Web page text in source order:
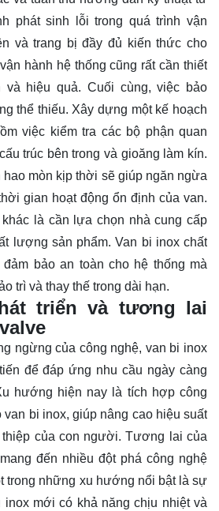
phát sinh lỗi trong quá trình vận
và trang bị đầy đủ kiến thức cho
hành hệ thống cũng rất cần thiết
và hiệu quả. Cuối cùng, việc bảo
thể thiếu. Xây dựng một kế hoạch
việc kiểm tra các bộ phận quan
trúc bên trong và gioăng làm kín.
mòn kịp thời sẽ giúp ngăn ngừa
gian hoạt động ổn định của van.
là cần lựa chọn nhà cung cấp
lượng sản phẩm. Van bi inox chất
bảo an toàn cho hệ thống mà
trì và thay thế trong dài hạn.
triển và tương lai
ngừng của công nghệ, van bi inox
để đáp ứng nhu cầu ngày càng
hướng hiện nay là tích hợp công
bi inox, giúp nâng cao hiệu suất
của con người. Tương lai của
đến nhiều đột phá công nghệ
trong những xu hướng nổi bật là sự
inox mới có khả năng chịu nhiệt và